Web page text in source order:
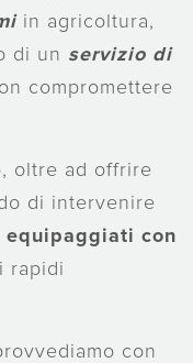
in agricoltura,
di un servizio di
compromettere
oltre ad offrire
di intervenire
equipaggiati con
rapidi
con